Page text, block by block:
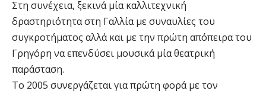
Στη συνέχεια, ξεκινά μία καλλιτεχνική
δραστηριότητα στη Γαλλία με συναυλίες του
συγκροτήματος αλλά και με την πρώτη απόπειρα του
Γρηγόρη να επενδύσει μουσικά μία θεατρική
παράσταση.
Το 2005 συνεργάζεται για πρώτη φορά με τον